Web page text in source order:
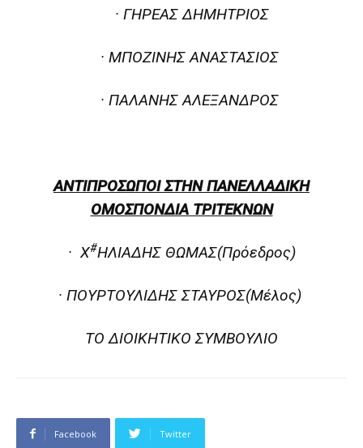
· ΓΗΡΕΑΣ ΔΗΜΗΤΡΙΟΣ
· ΜΠΟΖΙΝΗΣ ΑΝΑΣΤΑΣΙΟΣ
· ΠΑΛΑΝΗΣ ΑΛΕΞΑΝΔΡΟΣ
ΑΝΤΙΠΡΟΣΩΠΟΙ ΣΤΗΝ ΠΑΝΕΛΛΑΔΙΚΗ
ΟΜΟΣΠΟΝΔΙΑ ΤΡΙΤΕΚΝΩΝ
· Χ#ΗΛΙΑΔΗΣ ΘΩΜΑΣ(Πρόεδρος)
· ΠΟΥΡΤΟΥΛΙΔΗΣ ΣΤΑΥΡΟΣ(Μέλος)
ΤΟ ΔΙΟΙΚΗΤΙΚΟ ΣΥΜΒΟΥΛΙΟ
Facebook Twitter